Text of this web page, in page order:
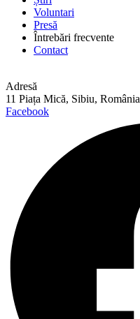
Voluntari
Presă
Întrebări frecvente
Contact
Adresă
11 Piața Mică, Sibiu, România
Facebook